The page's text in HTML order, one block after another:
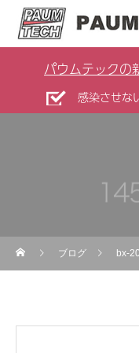
パウムテックの
感染させな
ブログ bx-